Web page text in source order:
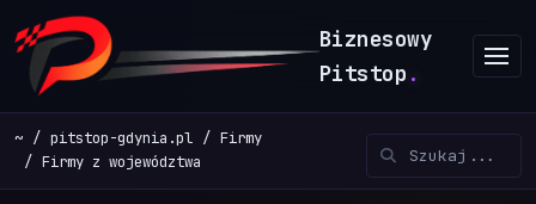
Biznesowy
Pitstop .
~ pitstop-gdynia.pl
Firmy
Firmy z województwa